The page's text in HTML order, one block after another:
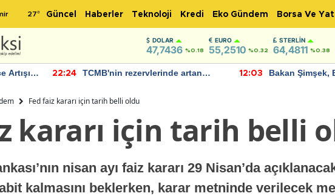
27° Güncel Haberler Teknoloji Kredi Eko Gündem Borsa Ve
DOLAR
47,7436 %0.18
EURO
55,2510 %0.32
STERLIN
64,4811 %0.38
Artışı
22:24
TCMB'nin rezervlerinde artan
12:03
Bakan Şimşek,
Fed faiz kararı için tarih belli oldu
kararı için tarih belli
nisan ayı faiz kararı 29 Nisan’da
kalmasını beklerken, karar metninde verilecek